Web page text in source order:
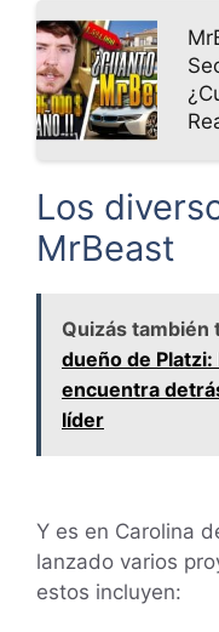
Los
MrBeast
Quizás también
dueño de
encuentra
líder
Y es en Carolina
lanzado varios
estos incluyen: